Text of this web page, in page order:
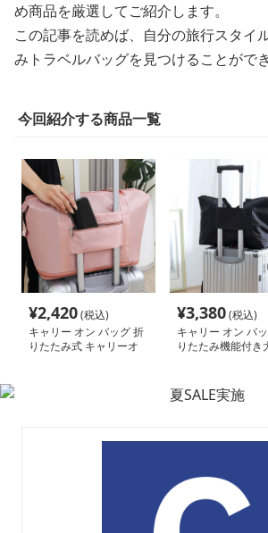
め商品を厳選してご紹介します。
この記事を読めば、自分の旅行スタイ
みトラベルバッグを見つけることができ
今回紹介する商品一覧
¥2,420(税込)
キャリー オン バッグ 折
りたたみ式 キャリーオ
¥3,380(税込)
キャリー オン バ
りたたみ機能付き